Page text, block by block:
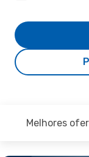
Melhores